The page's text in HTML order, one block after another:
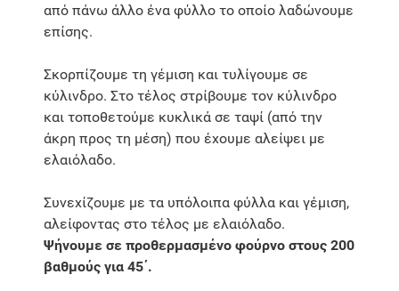
από πάνω άλλο ένα φύλλο το οποίο λαδώνουμε
επίσης.
Σκορπίζουμε τη γέμιση και τυλίγουμε σε
κύλινδρο. Στο τέλος στρίβουμε τον κύλινδρο
και τοποθετούμε κυκλικά σε ταψί (από την
άκρη προς τη μέση) που έχουμε αλείψει με
ελαιόλαδο.
Συνεχίζουμε με τα υπόλοιπα φύλλα και γέμιση,
αλείφοντας στο τέλος με ελαιόλαδο.
Ψήνουμε σε προθερμασμένο φούρνο στους 200
βαθμούς για 45΄.